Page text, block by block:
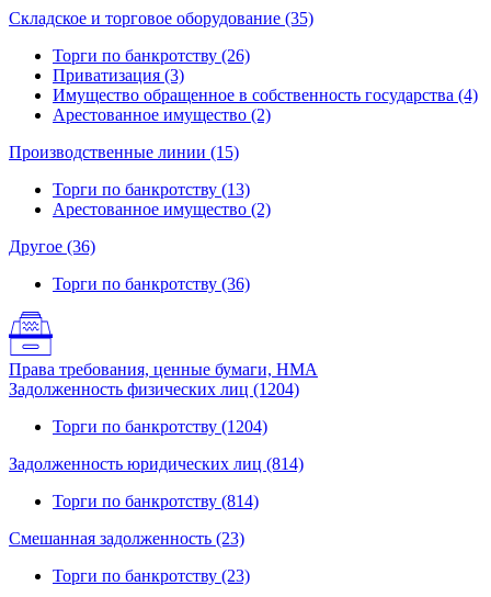
Складское и торговое оборудование (35)
Торги по банкротству (26)
Приватизация (3)
Имущество обращенное в собственность государства (4)
Арестованное имущество (2)
Производственные линии (15)
Торги по банкротству (13)
Арестованное имущество (2)
Другое (36)
Торги по банкротству (36)
Права требования, ценные бумаги, НМА
Задолженность физических лиц (1204)
Торги по банкротству (1204)
Задолженность юридических лиц (814)
Торги по банкротству (814)
Смешанная задолженность (23)
Торги по банкротству (23)